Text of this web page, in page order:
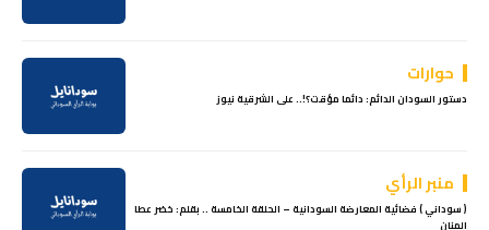
حوارات
دستور السودان الدائم: دائما مؤقت؟!.. على الشرقية نيوز
منبر الرأي
( سوداني ) فضائية المعارضة السودانية – الحلقة الخامسة .. بقلم: خضر عطا
المنان